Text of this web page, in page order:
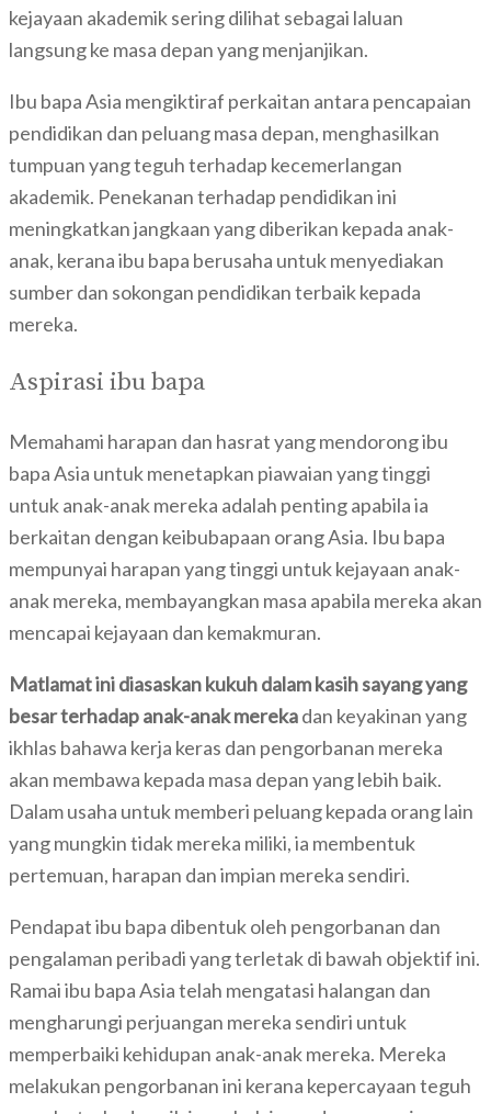
kejayaan akademik sering dilihat sebagai laluan
langsung ke masa depan yang menjanjikan.
Ibu bapa Asia mengiktiraf perkaitan antara pencapaian
pendidikan dan peluang masa depan, menghasilkan
tumpuan yang teguh terhadap kecemerlangan
akademik. Penekanan terhadap pendidikan ini
meningkatkan jangkaan yang diberikan kepada anak-
anak, kerana ibu bapa berusaha untuk menyediakan
sumber dan sokongan pendidikan terbaik kepada
mereka.
Aspirasi ibu bapa
Memahami harapan dan hasrat yang mendorong ibu
bapa Asia untuk menetapkan piawaian yang tinggi
untuk anak-anak mereka adalah penting apabila ia
berkaitan dengan keibubapaan orang Asia. Ibu bapa
mempunyai harapan yang tinggi untuk kejayaan anak-
anak mereka, membayangkan masa apabila mereka akan
mencapai kejayaan dan kemakmuran.
Matlamat ini diasaskan kukuh dalam kasih sayang yang
besar terhadap anak-anak merekadan keyakinan yang
ikhlas bahawa kerja keras dan pengorbanan mereka
akan membawa kepada masa depan yang lebih baik.
Dalam usaha untuk memberi peluang kepada orang lain
yang mungkin tidak mereka miliki, ia membentuk
pertemuan, harapan dan impian mereka sendiri.
Pendapat ibu bapa dibentuk oleh pengorbanan dan
pengalaman peribadi yang terletak di bawah objektif ini.
Ramai ibu bapa Asia telah mengatasi halangan dan
mengharungi perjuangan mereka sendiri untuk
memperbaiki kehidupan anak-anak mereka. Mereka
melakukan pengorbanan ini kerana kepercayaan teguh